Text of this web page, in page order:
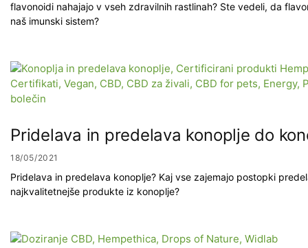
flavonoidi nahajajo v vseh zdravilnih rastlinah? Ste vedeli, da
naš imunski sistem?
Pridelava in predelava konoplje do
18/05/2021
Pridelava in predelava konoplje? Kaj vse zajemajo postopki
najkvalitetnejše produkte iz konoplje?